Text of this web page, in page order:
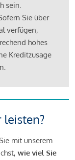
sein.
Sie über
verfügen,
hohes
Kreditzusage
leisten?
mit unserem
wie viel Sie